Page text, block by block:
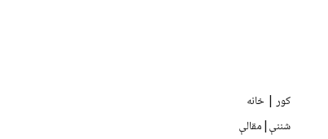
کور | خانه
شننې|مقالې